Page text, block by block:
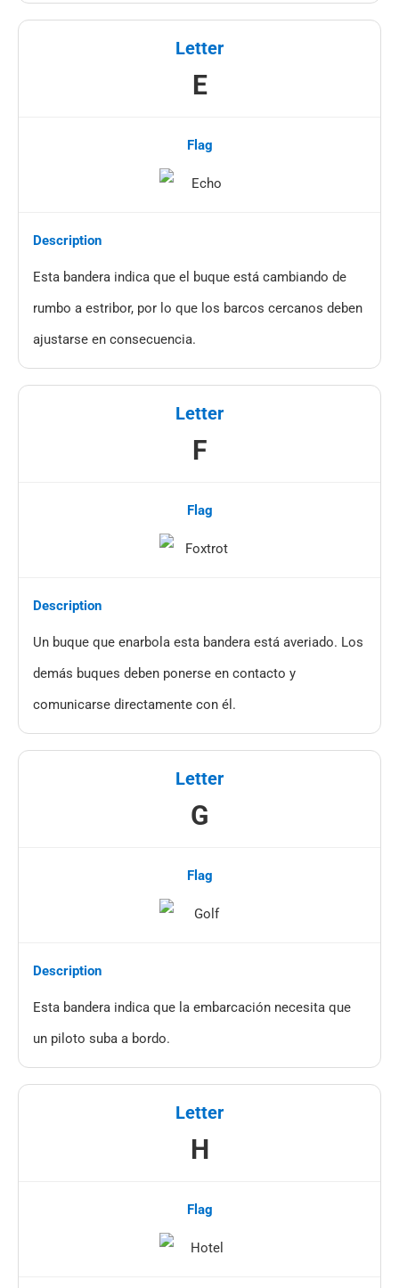
E
Esta bandera indica que el buque está cambiando de
rumbo a estribor, por lo que los barcos cercanos deben
ajustarse en consecuencia.
F
Un buque que enarbola esta bandera está averiado. Los
demás buques deben ponerse en contacto y
comunicarse directamente con él.
G
Esta bandera indica que la embarcación necesita que
un piloto suba a bordo.
H